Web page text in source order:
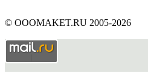
© OOOMAKET.RU 2005-2026